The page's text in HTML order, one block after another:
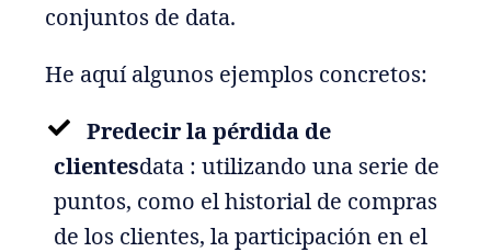
conjuntos de data.
He aquí algunos ejemplos concretos:
Predecir la pérdida de
clientesdata : utilizando una serie de
puntos, como el historial de compras
de los clientes, la participación en el